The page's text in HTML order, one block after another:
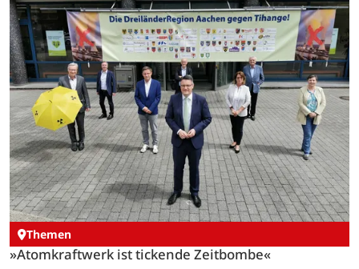
Themen
»Atomkraftwerk ist tickende Zeitbombe«